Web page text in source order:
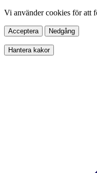
Vi använder cookies för att
Acceptera Nedgång
Hantera kakor